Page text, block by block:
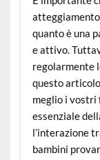
quanto è una
e attivo.
regolarmente
questo
meglio i vostri
essenziale
l’interazione
bambini